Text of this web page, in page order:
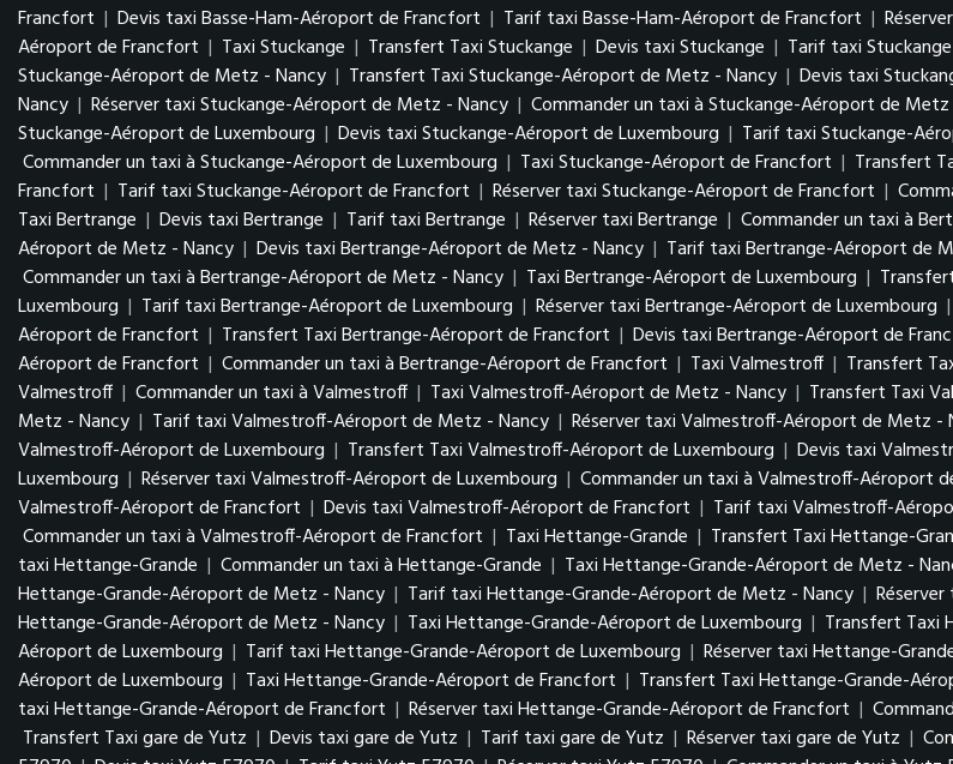
Francfort | Devis taxi Basse-Ham-Aéroport de Francfort | Tarif taxi Basse-Ham-Aéroport de Francfort |
Aéroport de Francfort | Taxi Stuckange | Transfert Taxi Stuckange | Devis taxi Stuckange | Tarif taxi Stuckange
Stuckange-Aéroport de Metz - Nancy | Transfert Taxi Stuckange-Aéroport de Metz - Nancy | Devis taxi
Nancy | Réserver taxi Stuckange-Aéroport de Metz - Nancy | Commander un taxi à Stuckange-Aéroport de
Stuckange-Aéroport de Luxembourg | Devis taxi Stuckange-Aéroport de Luxembourg | Tarif taxi Stuckange-
Commander un taxi à Stuckange-Aéroport de Luxembourg | Taxi Stuckange-Aéroport de Francfort | Transfert
Francfort | Tarif taxi Stuckange-Aéroport de Francfort | Réserver taxi Stuckange-Aéroport de Francfort |
Taxi Bertrange | Devis taxi Bertrange | Tarif taxi Bertrange | Réserver taxi Bertrange | Commander un taxi à
Aéroport de Metz - Nancy | Devis taxi Bertrange-Aéroport de Metz - Nancy | Tarif taxi Bertrange-Aéroport de
Commander un taxi à Bertrange-Aéroport de Metz - Nancy | Taxi Bertrange-Aéroport de Luxembourg |
Luxembourg | Tarif taxi Bertrange-Aéroport de Luxembourg | Réserver taxi Bertrange-Aéroport de Luxembourg |
Aéroport de Francfort | Transfert Taxi Bertrange-Aéroport de Francfort | Devis taxi Bertrange-Aéroport de
Aéroport de Francfort | Commander un taxi à Bertrange-Aéroport de Francfort | Taxi Valmestroff | Transfert
Valmestroff | Commander un taxi à Valmestroff | Taxi Valmestroff-Aéroport de Metz - Nancy | Transfert Taxi
Metz - Nancy | Tarif taxi Valmestroff-Aéroport de Metz - Nancy | Réserver taxi Valmestroff-Aéroport de Metz -
Valmestroff-Aéroport de Luxembourg | Transfert Taxi Valmestroff-Aéroport de Luxembourg | Devis taxi
Luxembourg | Réserver taxi Valmestroff-Aéroport de Luxembourg | Commander un taxi à Valmestroff-Aéroport
Valmestroff-Aéroport de Francfort | Devis taxi Valmestroff-Aéroport de Francfort | Tarif taxi Valmestroff-
Commander un taxi à Valmestroff-Aéroport de Francfort | Taxi Hettange-Grande | Transfert Taxi Hettange-
taxi Hettange-Grande | Commander un taxi à Hettange-Grande | Taxi Hettange-Grande-Aéroport de Metz -
Hettange-Grande-Aéroport de Metz - Nancy | Tarif taxi Hettange-Grande-Aéroport de Metz - Nancy |
Hettange-Grande-Aéroport de Metz - Nancy | Taxi Hettange-Grande-Aéroport de Luxembourg | Transfert Taxi
Aéroport de Luxembourg | Tarif taxi Hettange-Grande-Aéroport de Luxembourg | Réserver taxi Hettange-
Aéroport de Luxembourg | Taxi Hettange-Grande-Aéroport de Francfort | Transfert Taxi Hettange-Grande-
taxi Hettange-Grande-Aéroport de Francfort | Réserver taxi Hettange-Grande-Aéroport de Francfort |
Transfert Taxi gare de Yutz | Devis taxi gare de Yutz | Tarif taxi gare de Yutz | Réserver taxi gare de Yutz |